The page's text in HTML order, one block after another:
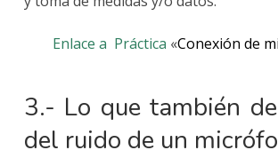
Enlace a Práctica «Conexión de
3.- Lo que también
del ruido de un